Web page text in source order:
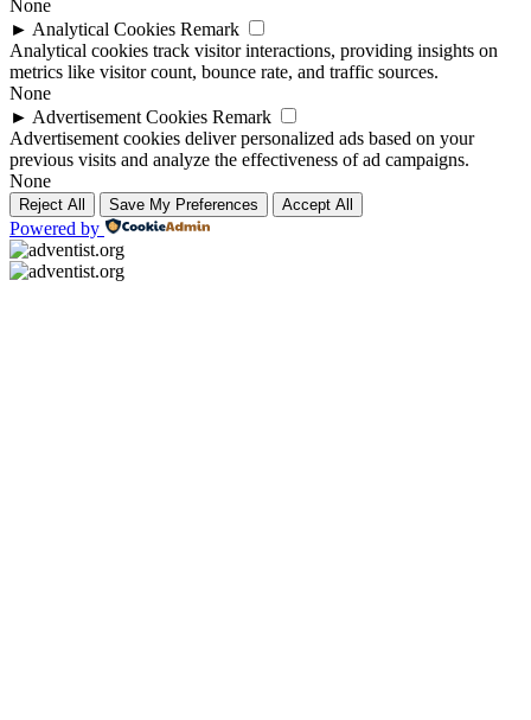
None
► Analytical Cookies Remark
Analytical cookies track visitor interactions, providing insights on
metrics like visitor count, bounce rate, and traffic sources.
None
► Advertisement Cookies Remark
Advertisement cookies deliver personalized ads based on your
previous visits and analyze the effectiveness of ad campaigns.
None
Reject All Save My Preferences Accept All
Powered by